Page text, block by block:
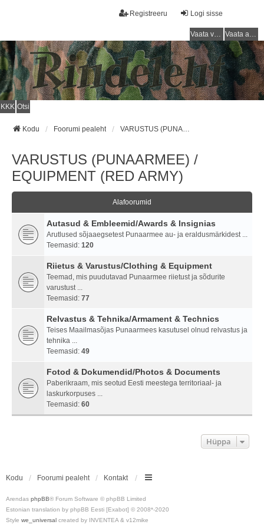
Logi sisse
Registreeru
Vaata vastamata teemasi Vaata aktiivseid teemasid
KKK Otsi
Kodu Foorumi pealeht VARUSTUS (PUNAARMEE) / EQUIPMENT (RED ARMY)
VARUSTUS (PUNAARMEE) /
EQUIPMENT (RED ARMY)
Alafoorumid
Autasud & Embleemid/Awards & Insignias
Arutlused sõjaaegsetest Punaarmee au- ja eraldusmärkidest ...
Teemasid: 120
Riietus & Varustus/Clothing & Equipment
Teemad, mis puudutavad Punaarmee riietust ja sõdurite
varustust ...
Teemasid: 77
Relvastus & Tehnika/Armament & Technics
Teises Maailmasõjas Punaarmees kasutusel olnud relvastus ja
tehnika ...
Teemasid: 49
Fotod & Dokumendid/Photos & Documents
Paberikraam, mis seotud Eesti meestega territoriaal- ja
laskurkorpuses ...
Teemasid: 60
Hüppa
Kodu Foorumi pealeht Kontakt
Arendas phpBB® Forum Software © phpBB Limited
Estonian translation by phpBB Eesti [Exabot] © 2008*-2020
Style we_universal created by INVENTEA & v12mike